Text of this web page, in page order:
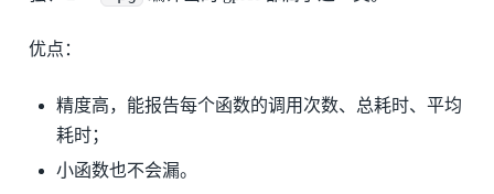
优点：
精度高，能报告每个函数的调用次数、总耗时、平均
耗时；
小函数也不会漏。